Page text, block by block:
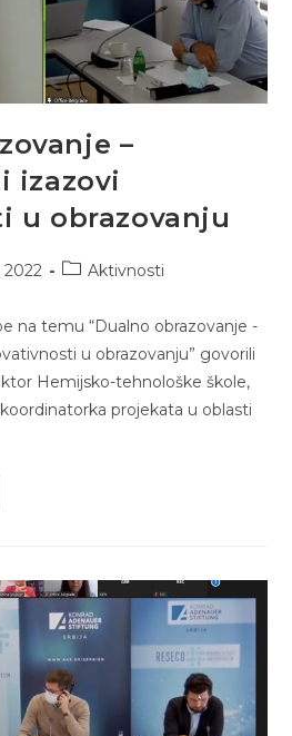
–
izazovi
u obrazovanju
2022
PostAktivnosti
na temu “Dualno obrazovanje -
u obrazovanju” govorili
Hemijsko-tehnološke škole,
projekata u oblasti